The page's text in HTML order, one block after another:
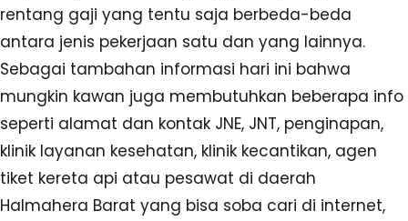
rentang gaji yang tentu saja berbeda-beda
antara jenis pekerjaan satu dan yang lainnya.
Sebagai tambahan informasi hari ini bahwa
mungkin kawan juga membutuhkan beberapa info
seperti alamat dan kontak JNE, JNT, penginapan,
klinik layanan kesehatan, klinik kecantikan, agen
tiket kereta api atau pesawat di daerah
Halmahera Barat yang bisa soba cari di internet,